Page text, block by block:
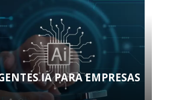
IA PARA EMPRESAS